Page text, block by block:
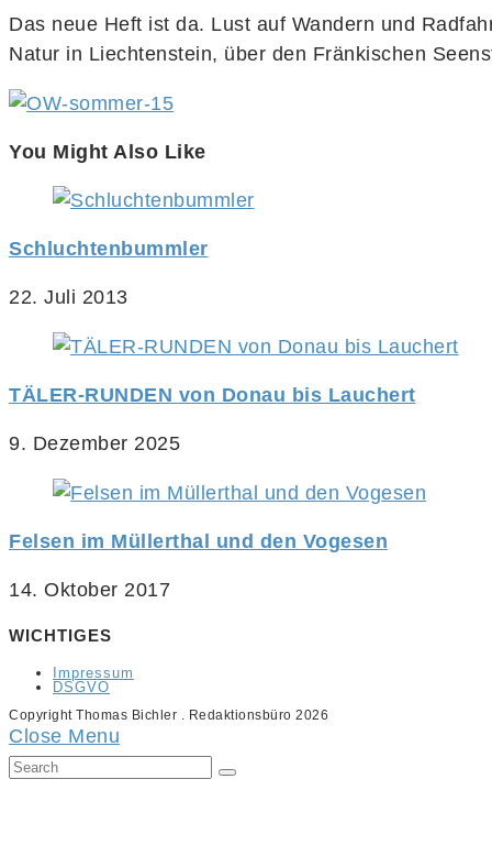
Das neue Heft ist da. Lust auf Wandern und
Natur in Liechtenstein, über den Fränkischen
You Might Also Like
Schluchtenbummler
22. Juli 2013
TÄLER-RUNDEN von Donau bis Lauchert
9. Dezember 2025
Felsen im Müllerthal und den Vogesen
14. Oktober 2017
WICHTIGES
Impressum
DSGVO
Copyright Thomas Bichler . Redaktionsbüro 2026
Close Menu